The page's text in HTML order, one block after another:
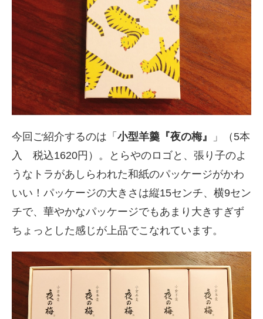
今回ご紹介するのは「 小型羊羹『夜の梅』
」（5本
入 税込1620円）。とらやのロゴと、張り子のよ
うなトラがあしらわれた和紙のパッケージがかわ
いい！パッケージの大きさは縦15センチ、横9セン
チで、華やかなパッケージでもあまり大きすぎず
ちょっとした感じが上品でこなれています。